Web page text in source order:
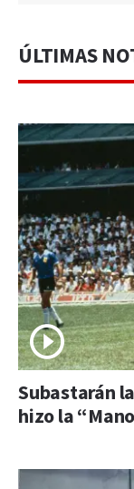
ÚLTIMAS
Subastarán
hizo la